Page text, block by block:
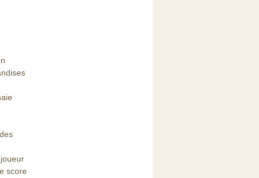
score